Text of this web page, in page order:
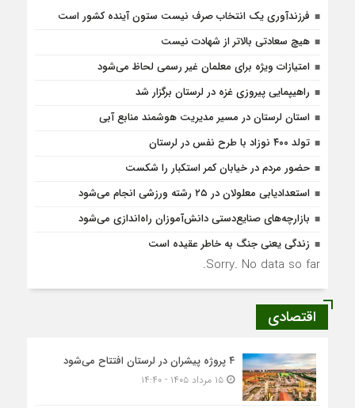
فرزندآوری یک انتخاب صرف نیست ستون آینده کشور است
هیچ سعادتی بالاتر از شهادت نیست
امتیازات ویژه برای معلمان غیر رسمی لحاظ می‌شود
راهیپمایی پیروزی غزه در لرستان برگزار شد
استان لرستان در مسیر مدیریت هوشمند منابع آبی
تولد ۴۰۰ نوزاد با طرح نفس در لرستان
حضور مردم در خیابان کمر استکبار را شکست
استعدادیابی معلولان در ۲۵ رشته ورزشی انجام می‌شود
بازارچه‌های صنایع‌دستی دانش‌آموزان راه‌اندازی می‌شود
زندگی یعنی جنگ به‌ خاطر عقیده است
Sorry. No data so far.
اقتصادی
۴ پروژه پیشران در لرستان افتتاح می‌شود
۱۵ مرداد ۱۴۰۵ - ۱۴:۴۰